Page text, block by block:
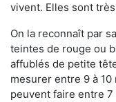
vivent. Elles sont
On la reconnaît par
teintes de rouge ou
affublés de petite
mesurer entre 9 à
peuvent faire entre 7